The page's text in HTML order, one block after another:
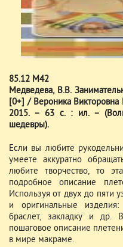
85.12 М42
Медведева, В.В.
[0+] / Вероника
2015. – 63 с. : ил. –
шедевры).
Если вы любите
умеете аккуратно
любите творчество, то
подробное описание
Используя от двух до пяти
и оригинальные
браслет, закладку и др.
пошаговое описание
в мире макраме.